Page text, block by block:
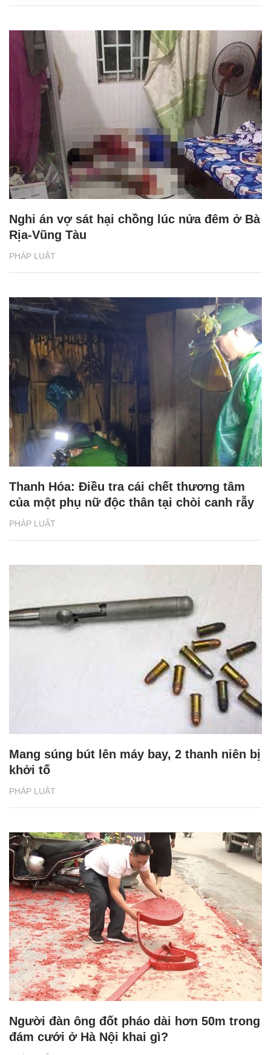
PHÁP LUẬT
Nghi án vợ sát hại chồng lúc nửa đêm ở Bà
Rịa-Vũng Tàu
PHÁP LUẬT
Thanh Hóa: Điều tra cái chết thương tâm
của một phụ nữ độc thân tại chòi canh rẫy
PHÁP LUẬT
Mang súng bút lên máy bay, 2 thanh niên bị
khởi tố
Người đàn ông đốt pháo dài hơn 50m trong
đám cưới ở Hà Nội khai gì?